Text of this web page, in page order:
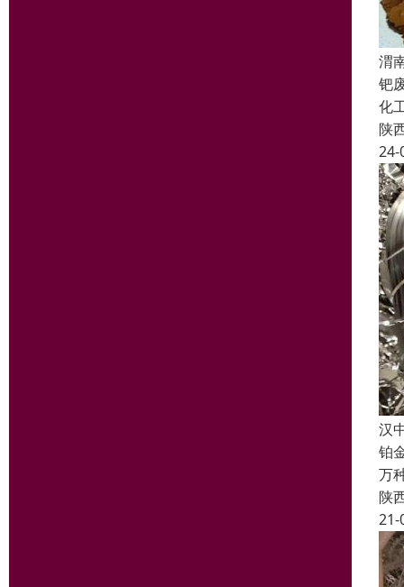
渭
钯
化
陕
24-
汉
铂
万
陕
21-